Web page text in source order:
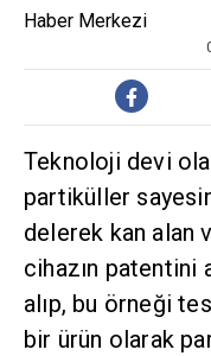
Haber Merkezi
Teknoloji devi
partiküller
delerek kan alan
cihazın patentini
alıp, bu örneği
bir ürün olarak